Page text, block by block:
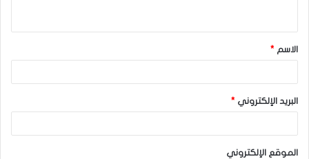
ق
*الاسم *
البريد الإلكتروني *
الموقع الإلكتروني